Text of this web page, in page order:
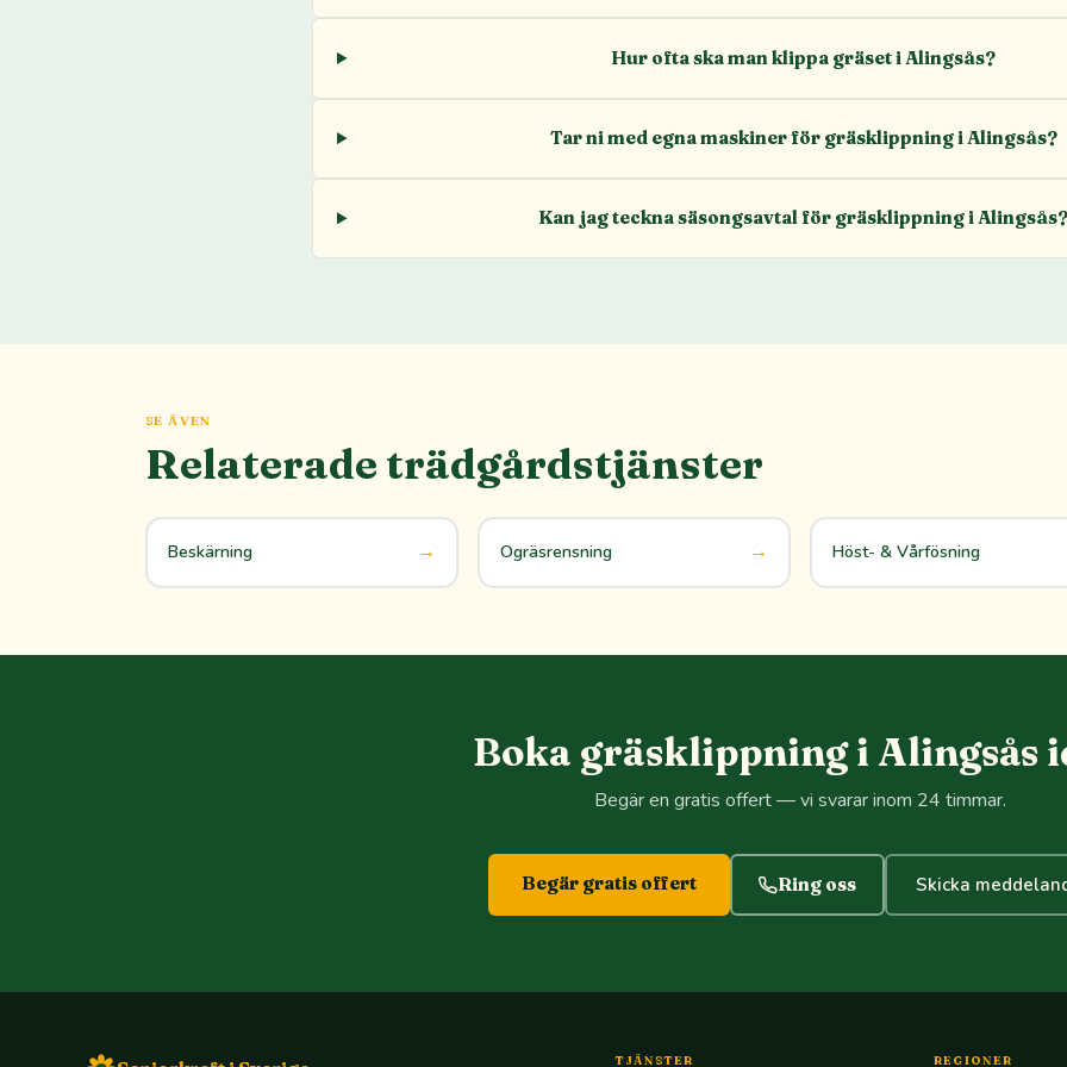
Hur ofta ska man klippa gräset i Alingsås?
Tar ni med egna maskiner för gräsklippning i Alingsås?
Kan jag teckna säsongsavtal för gräsklippning i
SE ÄVEN
Relaterade trädgårdstjänster
Beskärning → Ogräsrensning → Höst- & Vårfösning
Boka gräsklippning i Alingsås
Begär en gratis offert — vi svarar inom 24 timmar.
Begär gratis offert Ring oss Skicka
TJÄNSTER REGIONER